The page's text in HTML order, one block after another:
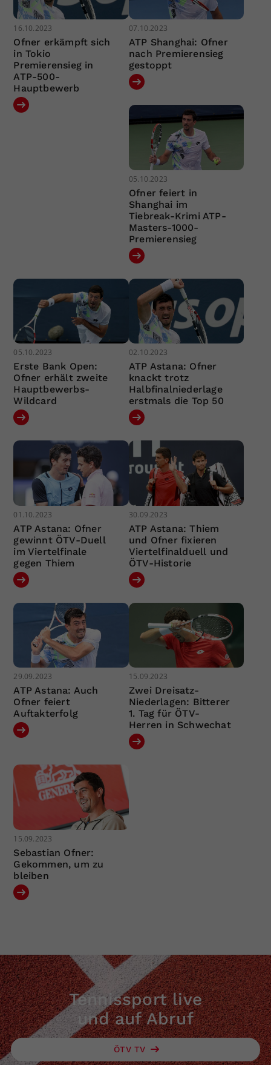
16.10.2023
Ofner erkämpft sich
in Tokio
Premierensieg in
ATP-500-
Hauptbewerb
07.10.2023
ATP Shanghai: Ofner
nach Premierensieg
gestoppt
05.10.2023
Ofner feiert in
Shanghai im
Tiebreak-Krimi ATP-
Masters-1000-
Premierensieg
05.10.2023
Erste Bank Open:
Ofner erhält zweite
Hauptbewerbs-
Wildcard
02.10.2023
ATP Astana: Ofner
knackt trotz
Halbfinalniederlage
erstmals die Top 50
01.10.2023
ATP Astana: Ofner
gewinnt ÖTV-Duell
im Viertelfinale
gegen Thiem
30.09.2023
ATP Astana: Thiem
und Ofner fixieren
Viertelfinalduell und
ÖTV-Historie
29.09.2023
ATP Astana: Auch
Ofner feiert
Auftakterfolg
15.09.2023
Zwei Dreisatz-
Niederlagen: Bitterer
1. Tag für ÖTV-
Herren in Schwechat
15.09.2023
Sebastian Ofner:
Gekommen, um zu
bleiben
Tennissport live
und auf Abruf
ÖTV TV